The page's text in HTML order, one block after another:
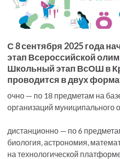
С 8 сентября 2025 года
этап Всероссийской
Школьный этап ВсОШ в
проводится в двух
очно — по 18 предметам на
организаций муниципального
дистанционно — по 6
биология, астрономия,
на технологической